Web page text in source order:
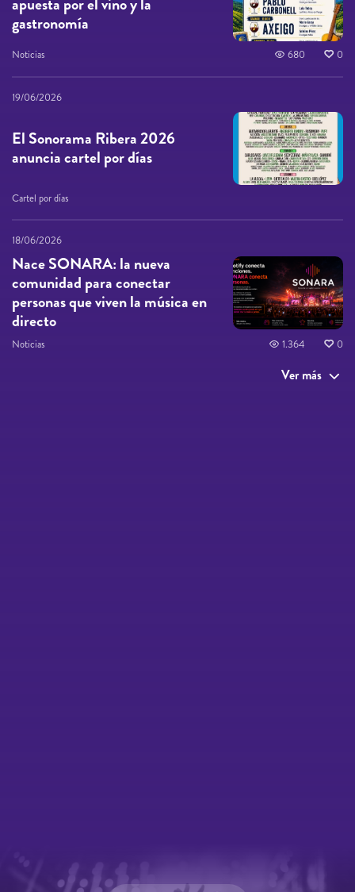
gastronomía
Noticias 680 0
19/06/2026
El Sonorama Ribera 2026
anuncia cartel por días
Cartel por días
18/06/2026
Nace SONARA: la nueva
comunidad para conectar
personas que viven la música en
directo
Noticias 1.364 0
Ver más